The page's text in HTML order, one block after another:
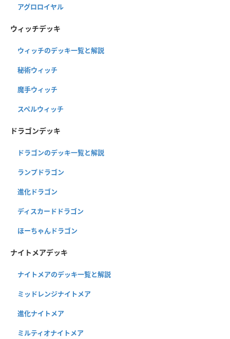
アグロロイヤル
ウィッチデッキ
ウィッチのデッキ一覧と解説
秘術ウィッチ
魔手ウィッチ
スペルウィッチ
ドラゴンデッキ
ドラゴンのデッキ一覧と解説
ランプドラゴン
進化ドラゴン
ディスカードドラゴン
ほーちゃんドラゴン
ナイトメアデッキ
ナイトメアのデッキ一覧と解説
ミッドレンジナイトメア
進化ナイトメア
ミルティオナイトメア